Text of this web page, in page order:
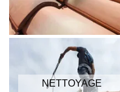
NETTOYAGE